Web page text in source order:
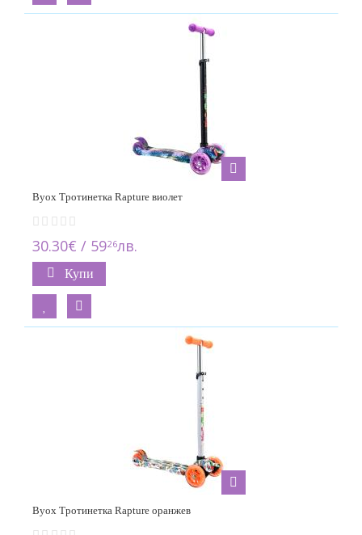
Byox Тротинетка Rapture виолет
30.30€ / 5926лв.
Купи
Byox Тротинетка Rapture оранжев